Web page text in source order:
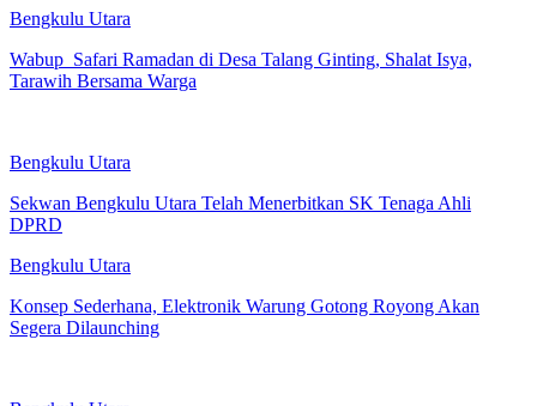
Bengkulu Utara
Wabup Safari Ramadan di Desa Talang Ginting, Shalat Isya,
Tarawih Bersama Warga
Bengkulu Utara
Sekwan Bengkulu Utara Telah Menerbitkan SK Tenaga Ahli
DPRD
Bengkulu Utara
Konsep Sederhana, Elektronik Warung Gotong Royong Akan
Segera Dilaunching